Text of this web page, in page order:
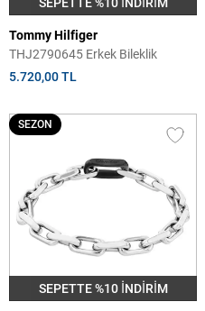
SEPETTE %10 İNDİRİM
Tommy Hilfiger
THJ2790645 Erkek Bileklik
5.720,00 TL
SEPETTE %10 İNDİRİM
SEZON